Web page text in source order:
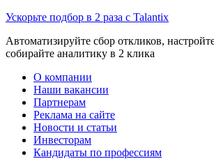
Ускорьте подбор в 2 раза с Talantix
Автоматизируйте сбор откликов,
собирайте аналитику в 2 клика
О компании
Наши вакансии
Партнерам
Реклама на сайте
Новости и статьи
Инвесторам
Кандидаты по профессиям